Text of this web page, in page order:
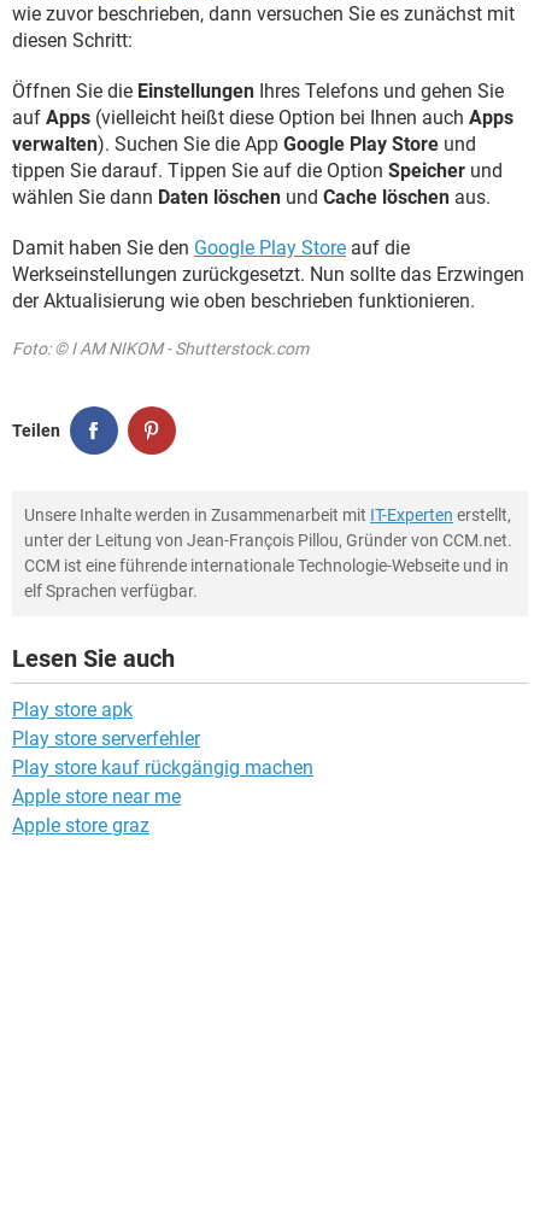
wie zuvor beschrieben, dann versuchen Sie es zunächst mit
diesen Schritt:
Öffnen Sie die Einstellungen Ihres Telefons und gehen Sie
auf Apps (vielleicht heißt diese Option bei Ihnen auch Apps
verwalten). Suchen Sie die App Google Play Store und
tippen Sie darauf. Tippen Sie auf die Option Speicher und
wählen Sie dann Daten löschen und Cache löschen aus.
Damit haben Sie den Google Play Store auf die
Werkseinstellungen zurückgesetzt. Nun sollte das Erzwingen
der Aktualisierung wie oben beschrieben funktionieren.
Foto: © I AM NIKOM - Shutterstock.com
Teilen
Unsere Inhalte werden in Zusammenarbeit mit IT-Experten erstellt,
unter der Leitung von Jean-François Pillou, Gründer von CCM.net.
CCM ist eine führende internationale Technologie-Webseite und in
elf Sprachen verfügbar.
Lesen Sie auch
Play store apk
Play store serverfehler
Play store kauf rückgängig machen
Apple store near me
Apple store graz